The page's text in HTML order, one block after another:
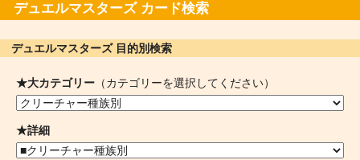
デュエルマスターズ カード検索
デュエルマスターズ 目的別検索
★大カテゴリー （カテゴリーを選択してください）
★詳細